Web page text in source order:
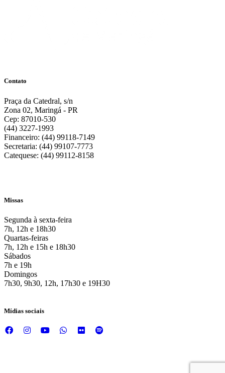
Contato
Praça da Catedral, s/n
Zona 02, Maringá - PR
Cep: 87010-530
(44) 3227-1993
Financeiro: (44) 99118-7149
Secretaria: (44) 99107-7773
Catequese: (44) 99112-8158
Missas
Segunda à sexta-feira
7h, 12h e 18h30
Quartas-feiras
7h, 12h e 15h e 18h30
Sábados
7h e 19h
Domingos
7h30, 9h30, 12h, 17h30 e 19H30
Mídias sociais